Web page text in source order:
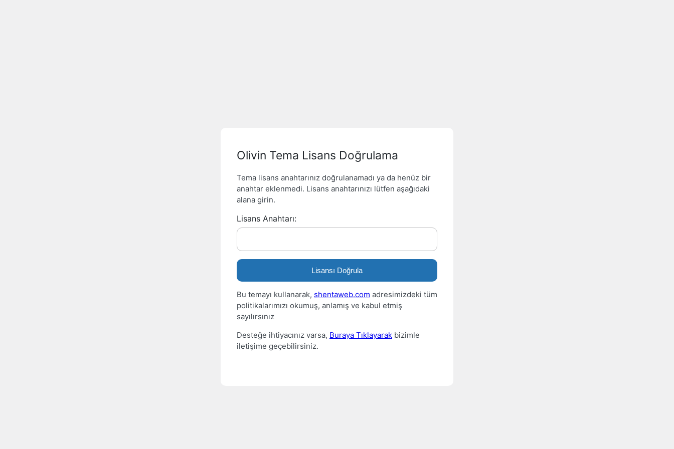
Olivin Tema Lisans Doğrulama
Tema lisans anahtarınız doğrulanamadı ya da henüz bir
anahtar eklenmedi. Lisans anahtarınızı lütfen aşağıdaki
alana girin.
Lisans Anahtarı:
Lisansı Doğrula
Bu temayı kullanarak, shentaweb.com adresimizdeki tüm
politikalarımızı okumuş, anlamış ve kabul etmiş
sayılırsınız
Desteğe ihtiyacınız varsa, Buraya Tıklayarak bizimle
iletişime geçebilirsiniz.